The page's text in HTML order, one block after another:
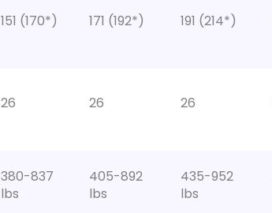
151 (170*) 171 (192*) 191 (214*)
26 26 26
380-837
lbs
405-892
lbs
435-952
lbs